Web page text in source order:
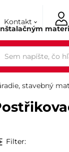
Kontakt
stavebný
Filter